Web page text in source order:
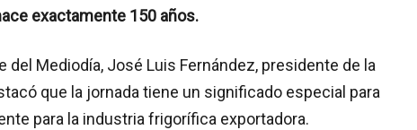
exactamente 150 años.
Mediodía, José Luis Fernández, presidente de la
que la jornada tiene un significado especial para
para la industria frigorífica exportadora.